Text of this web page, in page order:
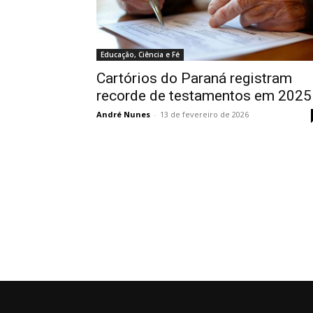
Educação, Ciência e Fé
Cartórios do Paraná registram
recorde de testamentos em 2025
André Nunes - 13 de fevereiro de 2026